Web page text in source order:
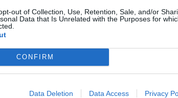
out of Collection, Use, Retention, Sale, and/or
Data that Is Unrelated with the Purposes for
CONFIRM
Data Deletion Data Access Privacy